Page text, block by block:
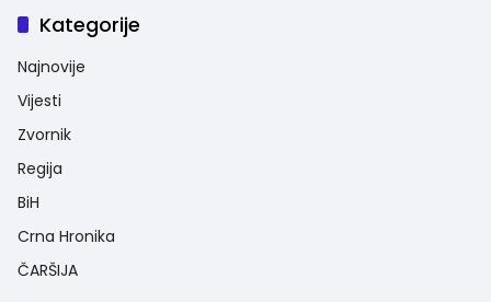
Kategorije
Najnovije
Vijesti
Zvornik
Regija
BiH
Crna Hronika
ČARŠIJA